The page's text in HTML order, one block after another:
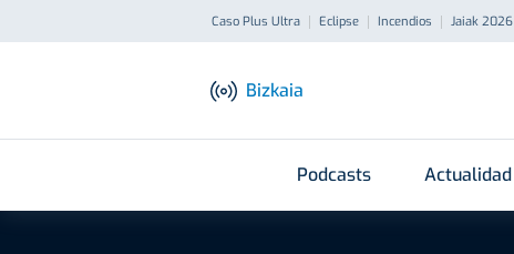
Caso Plus Ultra Eclipse Incendios Jaiak 2026
Bizkaia
Podcasts Actualidad